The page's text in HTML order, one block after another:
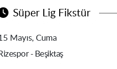
Süper Lig Fikstür
Mayıs, Cuma
Rizespor - Beşiktaş